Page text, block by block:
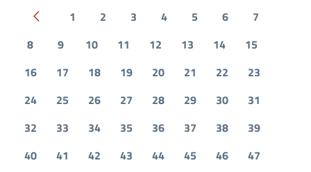
Pagina precedente
1 2 3 4 5 6
7
8
9 10 11 12 13 14
15
16
17 18 19 20 21 22
23
24
25 26 27 28 29 30
31
32
33 34 35 36 37 38
39
40
41 42 43 44 45 46
47